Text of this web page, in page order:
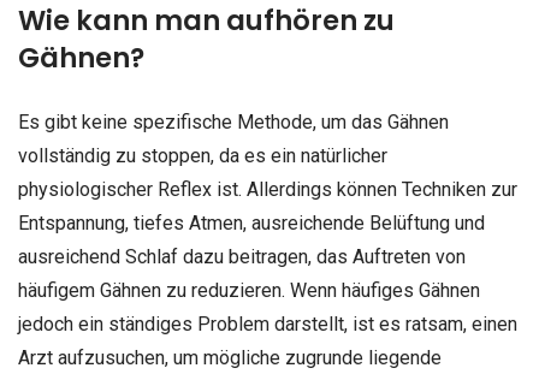
Wie kann man aufhören zu
Gähnen?
Es gibt keine spezifische Methode, um das Gähnen
vollständig zu stoppen, da es ein natürlicher
physiologischer Reflex ist. Allerdings können Techniken zur
Entspannung, tiefes Atmen, ausreichende Belüftung und
ausreichend Schlaf dazu beitragen, das Auftreten von
häufigem Gähnen zu reduzieren. Wenn häufiges Gähnen
jedoch ein ständiges Problem darstellt, ist es ratsam, einen
Arzt aufzusuchen, um mögliche zugrunde liegende